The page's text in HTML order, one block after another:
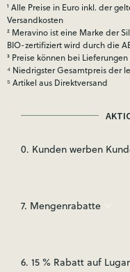
¹ Alle Preise in Euro inkl. der
Versandkosten
² Meravino ist eine Marke der
BIO-zertifiziert wird durch die
³ Preise können bei
⁴ Niedrigster Gesamtpreis der
⁵ Artikel aus Direktversand
0. Kunden werben
7. Mengenrabatte
6. 15 % Rabatt auf